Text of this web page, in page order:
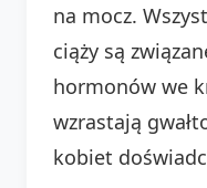
na mocz.
ciąży są
hormonów we
wzrastają
kobiet